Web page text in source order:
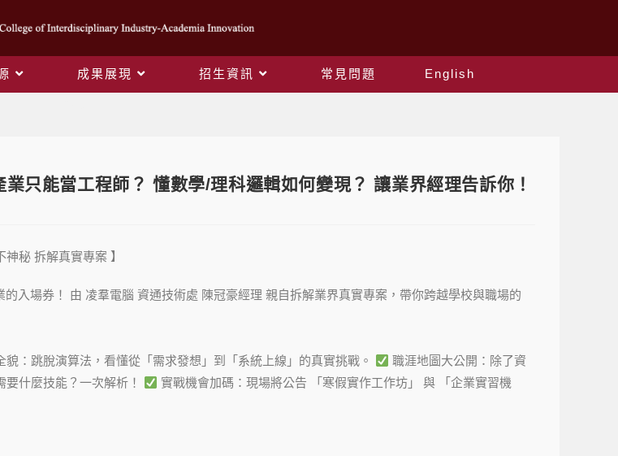
成果展現 招生資訊 常見問題 English
只能當工程師？ 懂數學/理科邏輯如何變現？ 讓業界經理告訴你！
秘 拆解真實專案 】
入場券！ 由 凌羣電腦 資通技術處 陳冠豪經理 親自拆解業界真實專案，帶你跨越學校與職場的
貌：跳脫演算法，看懂從「需求發想」到「系統上線」的真實挑戰。
職涯地圖大公開：除了資
什麼技能？一次解析！
實戰機會加碼：現場將公告 「寒假實作工作坊」 與 「企業實習機